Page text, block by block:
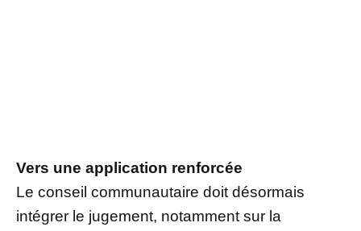
Vers une application renforcée
Le conseil communautaire doit désormais
intégrer le jugement, notamment sur la